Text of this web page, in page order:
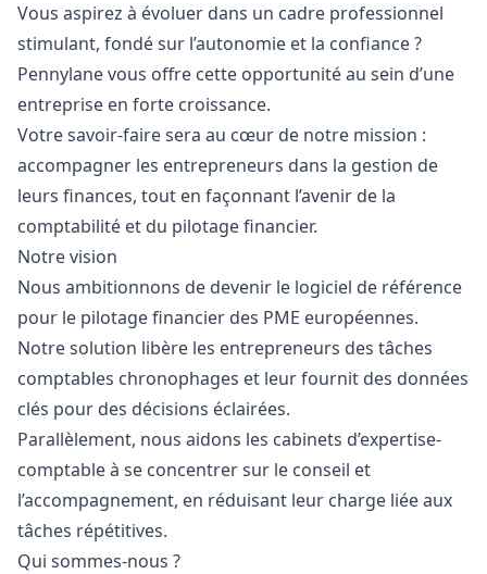
Vous aspirez à évoluer dans un cadre professionnel
stimulant, fondé sur l’autonomie et la confiance ?
Pennylane vous offre cette opportunité au sein d’une
entreprise en forte croissance.
Votre savoir-faire sera au cœur de notre mission :
accompagner les entrepreneurs dans la gestion de
leurs finances, tout en façonnant l’avenir de la
comptabilité et du pilotage financier.
Notre vision
Nous ambitionnons de devenir le logiciel de référence
pour le pilotage financier des PME européennes.
Notre solution libère les entrepreneurs des tâches
comptables chronophages et leur fournit des données
clés pour des décisions éclairées.
Parallèlement, nous aidons les cabinets d’expertise-
comptable à se concentrer sur le conseil et
l’accompagnement, en réduisant leur charge liée aux
tâches répétitives.
Qui sommes-nous ?